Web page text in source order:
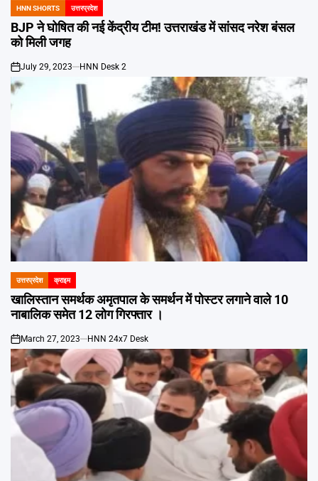
POSTED
IN
HNN SHORTS उत्तरप्रदेश
BJP ने घोषित की नई केंद्रीय टीम! उत्तराखंड में सांसद नरेश बंसल
को मिली जगह
on
July 29, 2023 HNN Desk 2
POSTED
IN
उत्तरप्रदेश क्राइम
खालिस्तान समर्थक अमृतपाल के समर्थन में पोस्टर लगाने वाले 10
नाबालिक समेत 12 लोग गिरफ्तार ।
on
March 27, 2023 HNN 24x7 Desk